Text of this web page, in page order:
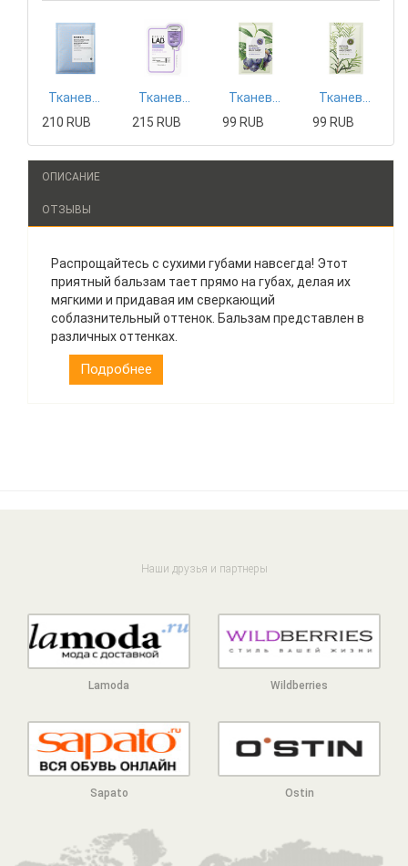
210 RUB
215 RUB
99 RUB
99 RUB
ОПИСАНИЕ
ОТЗЫВЫ
Распрощайтесь с сухими губами навсегда! Этот
приятный бальзам тает прямо на губах, делая их
мягкими и придавая им сверкающий
соблазнительный оттенок. Бальзам представлен в
различных оттенках.
Подробнее
Наши друзья и партнеры
Lamoda Wildberries
Sapato Ostin